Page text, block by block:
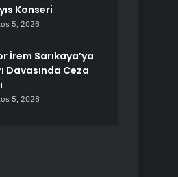
Konseri
5, 2026
İrem Sarıkaya’ya
Davasında Ceza
5, 2026